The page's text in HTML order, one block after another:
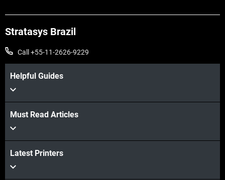
Veja mais
Stratasys Brazil
Call +55-11-2626-9229
Helpful Guides
Must Read Articles
Latest Printers